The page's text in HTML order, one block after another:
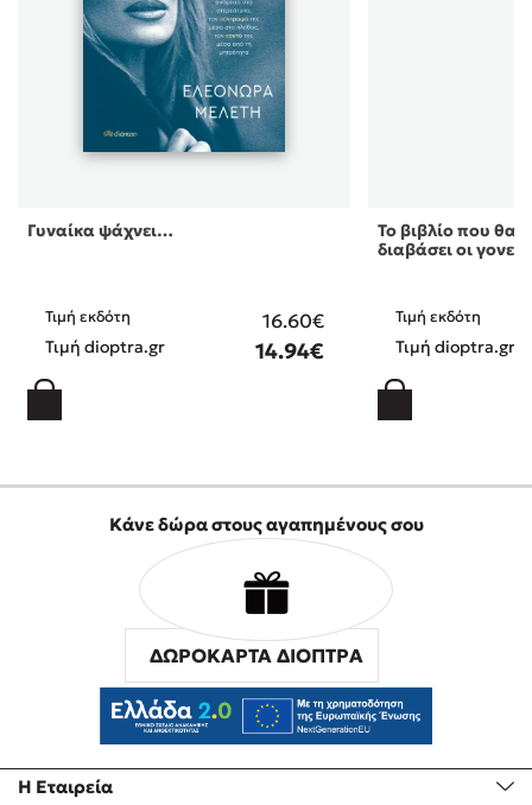
Γυναίκα ψάχνει…
Τιμή εκδότη 16.60€
Τιμή dioptra.gr 14.94€
Το βιβλίο που θα
διαβάσει οι γονεί
Τιμή εκδότη
Τιμή dioptra.gr
Η Εταιρεία
Κάνε δώρα στους αγαπημένους σου
ΔΩΡΟΚΑΡΤΑ ΔΙΟΠΤΡΑ